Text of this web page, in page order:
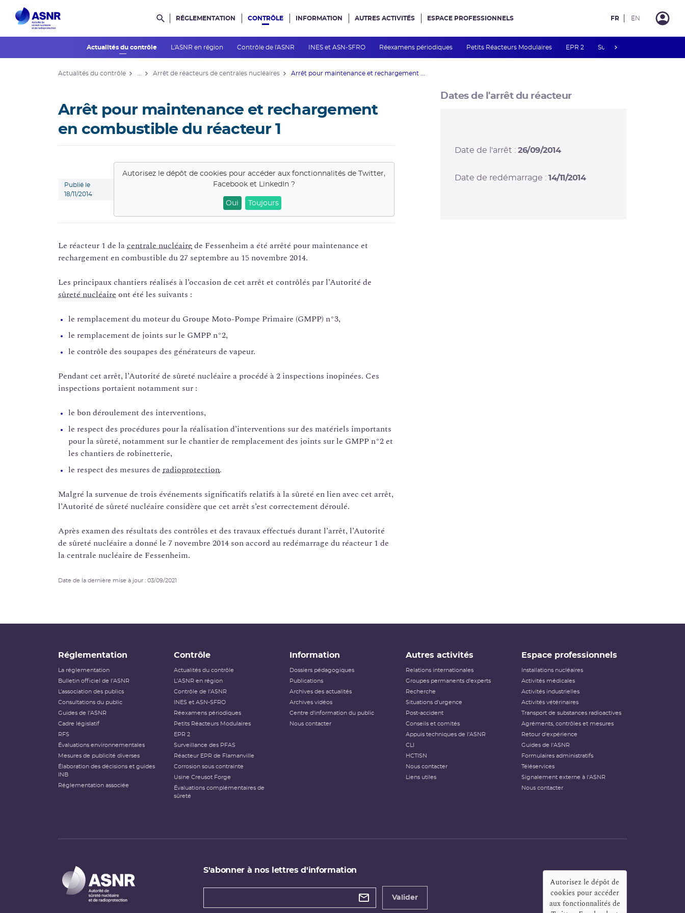
Rechercher dans le site
RÉGLEMENTATION CONTRÔLE
Actualités du contrôle L'ASNR en région Contrôle de l'ASNR INES et ASN-SFRO Réexamens périodiques Petits Réacteurs Modulaires EPR 2 Surveillance des PFAS
INFORMATION AUTRES ACTIVITÉS ESPACE PROFESSIONNELS FR EN
Actualités du contrôle Arrêt de réacteurs de centrales nucléaires Arrêt pour maintenance et rechargement ...
Arrêt pour maintenance et rechargement
en combustible du réacteur 1
Publié le
18/11/2014
Autorisez le dépôt de cookies pour accéder aux fonctionnalités de
Twitter,
Facebook et LinkedIn?
Oui Toujours
Le réacteur 1 de lacentrale nucléairede Fessenheim a été arrêté pour maintenance et
rechargement en combustible du 27 septembre au 15 novembre 2014.
Les principaux chantiers réalisés à l’occasion de cet arrêt et contrôlés par l’Autorité de
sûreté nucléaire ont été les suivants :
le remplacement du moteur du Groupe Moto-Pompe Primaire (GMPP) n°3,
le remplacement de joints sur le GMPP n°2,
le contrôle des soupapes des générateurs de vapeur.
Pendant cet arrêt, l’Autorité de sûreté nucléaire a procédé à 2 inspections inopinées. Ces
inspections portaient notamment sur :
le bon déroulement des interventions,
le respect des procédures pour la réalisation d’interventions sur des matériels importants
pour la sûreté, notamment sur le chantier de remplacement des joints sur le GMPP n°2 et
les chantiers de robinetterie,
le respect des mesures de radioprotection.
Malgré la survenue de trois événements significatifs relatifs à la sûreté en lien avec cet arrêt,
l’Autorité de sûreté nucléaire considère que cet arrêt s’est correctement déroulé.
Après examen des résultats des contrôles et des travaux effectués durant l’arrêt, l’Autorité
de sûreté nucléaire a donné le 7 novembre 2014 son accord au redémarrage du réacteur 1 de
la centrale nucléaire de Fessenheim.
Date de la dernière mise à jour : 03/09/2021
Dates de l'arrêt du réacteur
Date de l'arrêt : 26/09/2014
Date de redémarrage : 14/11/2014
Réglementation
La réglementation
Bulletin officiel de l'ASNR
L’association des publics
Consultations du public
Guides de l'ASNR
Cadre législatif
RFS
Évaluations environnementales
Mesures de publicité diverses
Élaboration des décisions et guides
INB
Réglementation associée
Contrôle
Actualités du contrôle
L'ASNR en région
Contrôle de l'ASNR
INES et ASN-SFRO
Réexamens périodiques
Petits Réacteurs Modulaires
EPR 2
Surveillance des PFAS
Réacteur EPR de Flamanville
Corrosion sous contrainte
Usine Creusot Forge
Évaluations complémentaires de
sûreté
Information
Dossiers pédagogiques
Publications
Archives des actualités
Archives vidéos
Centre d'information du public
Nous contacter
Autres activités
Relations internationales
Groupes permanents d'experts
Recherche
Situations d'urgence
Post-accident
Conseils et comités
Appuis techniques de l'ASNR
CLI
HCTISN
Nous contacter
Liens utiles
Espace professionnels
Installations nucléaires
Activités médicales
Activités industrielles
Activités vétérinaires
Transport de substances radioactives
Agréments, contrôles et mesures
Retour d'expérience
Guides de l'ASNR
Formulaires administratifs
Téléservices
Signalement externe à l'ASNR
Nous contacter
S'abonner à nos lettres d'information
Types de
Valider
Autorisez le dépôt de
cookies pour accéder
aux fonctionnalités de